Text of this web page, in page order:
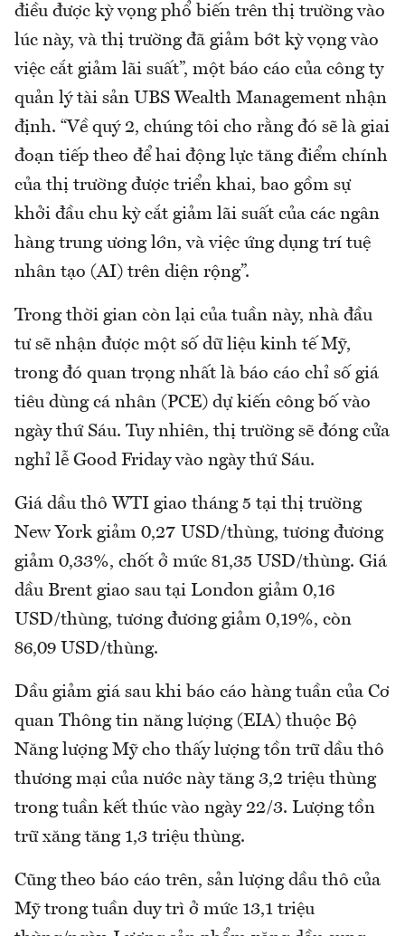
điều được kỳ vọng phổ biến trên thị trường vào
lúc này, và thị trường đã giảm bớt kỳ vọng vào
việc cắt giảm lãi suất”, một báo cáo của công ty
quản lý tài sản UBS Wealth Management nhận
định. “Về quý 2, chúng tôi cho rằng đó sẽ là giai
đoạn tiếp theo để hai động lực tăng điểm chính
của thị trường được triển khai, bao gồm sự
khởi đầu chu kỳ cắt giảm lãi suất của các ngân
hàng trung ương lớn, và việc ứng dụng trí tuệ
nhân tạo (AI) trên diện rộng”.
Trong thời gian còn lại của tuần này, nhà đầu
tư sẽ nhận được một số dữ liệu kinh tế Mỹ,
trong đó quan trọng nhất là báo cáo chỉ số giá
tiêu dùng cá nhân (PCE) dự kiến công bố vào
ngày thứ Sáu. Tuy nhiên, thị trường sẽ đóng cửa
nghỉ lễ Good Friday vào ngày thứ Sáu.
Giá dầu thô WTI giao tháng 5 tại thị trường
New York giảm 0,27 USD/thùng, tương đương
giảm 0,33%, chốt ở mức 81,35 USD/thùng. Giá
dầu Brent giao sau tại London giảm 0,16
USD/thùng, tương đương giảm 0,19%, còn
86,09 USD/thùng.
Dầu giảm giá sau khi báo cáo hàng tuần của Cơ
quan Thông tin năng lượng (EIA) thuộc Bộ
Năng lượng Mỹ cho thấy lượng tồn trữ dầu thô
thương mại của nước này tăng 3,2 triệu thùng
trong tuần kết thúc vào ngày 22/3. Lượng tồn
trữ xăng tăng 1,3 triệu thùng.
Cũng theo báo cáo trên, sản lượng dầu thô của
Mỹ trong tuần duy trì ở mức 13,1 triệu